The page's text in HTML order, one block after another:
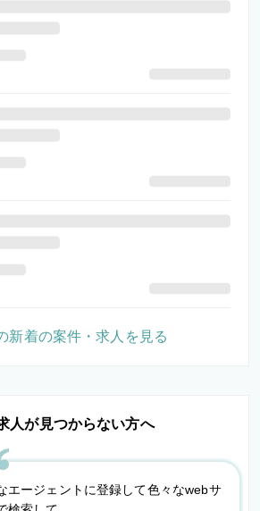
人が見つからない方へ
エージェントに登録して色々なwebサ
新着の案件・求人を見る